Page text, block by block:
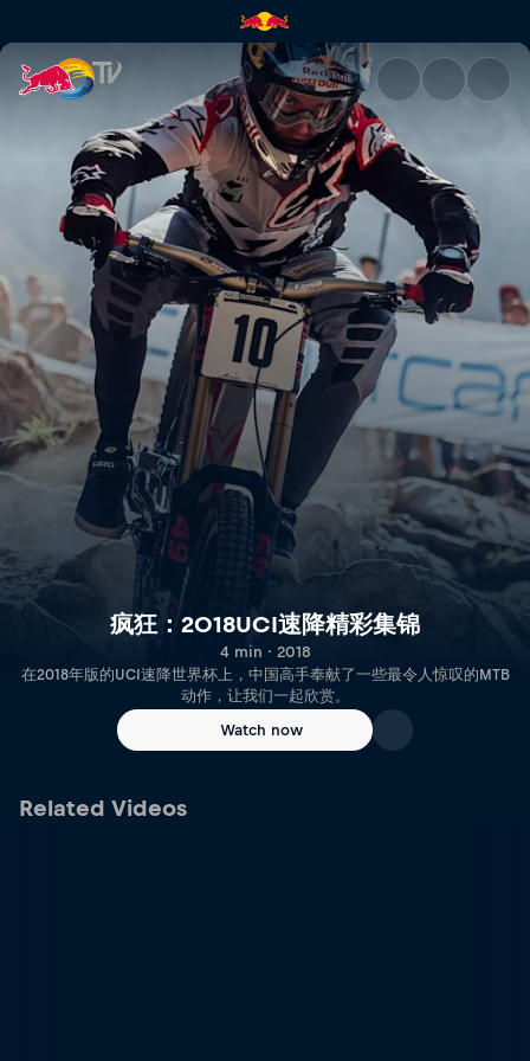
疯狂：2018UCI速降精彩集锦
疯狂：2018UCI速降精彩集锦
4 min · 2018
在2018年版的UCI速降世界杯上，中国高手奉献了一些最令人惊叹的MTB
动作，让我们一起欣赏。
Watch now
Related Videos